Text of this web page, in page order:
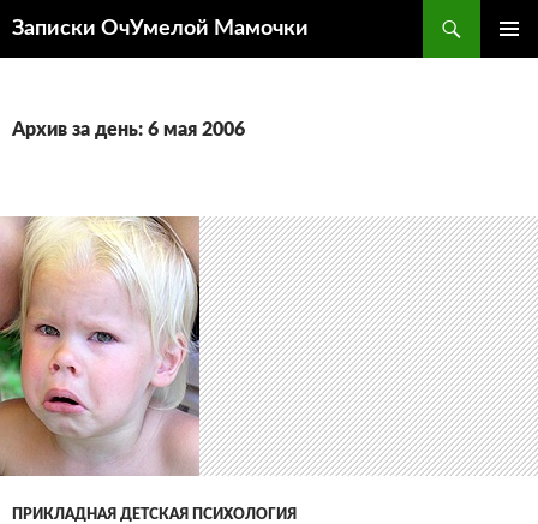
Записки ОчУмелой Мамочки
Архив за день: 6 мая 2006
ПРИКЛАДНАЯ ДЕТСКАЯ ПСИХОЛОГИЯ